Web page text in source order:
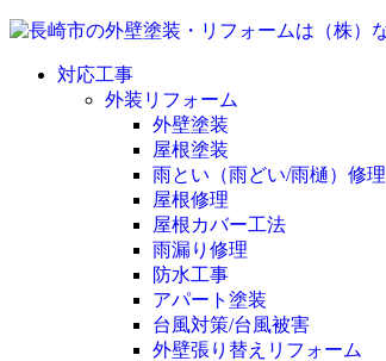
対応工事
外装リフォーム
外壁塗装
屋根塗装
雨とい（雨どい/雨樋）修理
屋根修理
屋根カバー工法
雨漏り修理
防水工事
アパート塗装
台風対策/台風被害
外壁張り替えリフォーム